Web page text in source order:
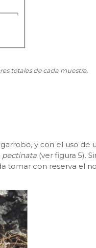
totales de cada muestra.
y con el uso de
pectinata (ver figura 5).
tomar con reserva el